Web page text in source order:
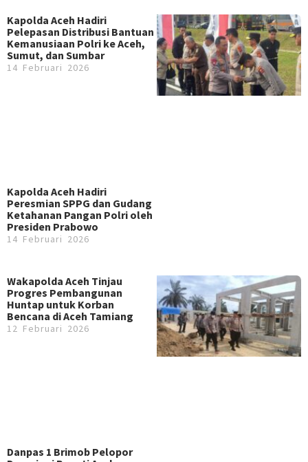
Kapolda Aceh Hadiri
Pelepasan Distribusi Bantuan
Kemanusiaan Polri ke Aceh,
Sumut, dan Sumbar
14 Februari 2026
Kapolda Aceh Hadiri
Peresmian SPPG dan Gudang
Ketahanan Pangan Polri oleh
Presiden Prabowo
14 Februari 2026
Wakapolda Aceh Tinjau
Progres Pembangunan
Huntap untuk Korban
Bencana di Aceh Tamiang
12 Februari 2026
Danpas 1 Brimob Pelopor